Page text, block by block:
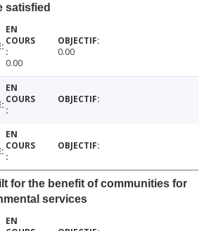
satisfied
0.00
0.00
for the benefit of communities for
services